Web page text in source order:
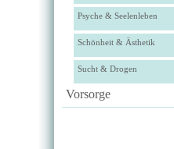
Psyche & Seelenleben
Schönheit & Ästhetik
Sucht & Drogen
Vorsorge